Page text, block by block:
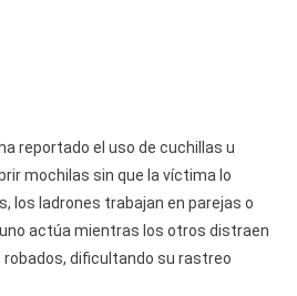
reportado el uso de cuchillas u
mochilas sin que la víctima lo
los ladrones trabajan en parejas o
actúa mientras los otros distraen
dificultando su rastreo